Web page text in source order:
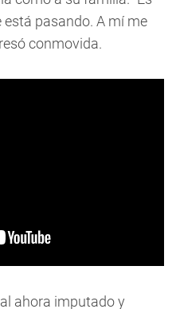
pasando. A mí me
conmovida.
ahora imputado y